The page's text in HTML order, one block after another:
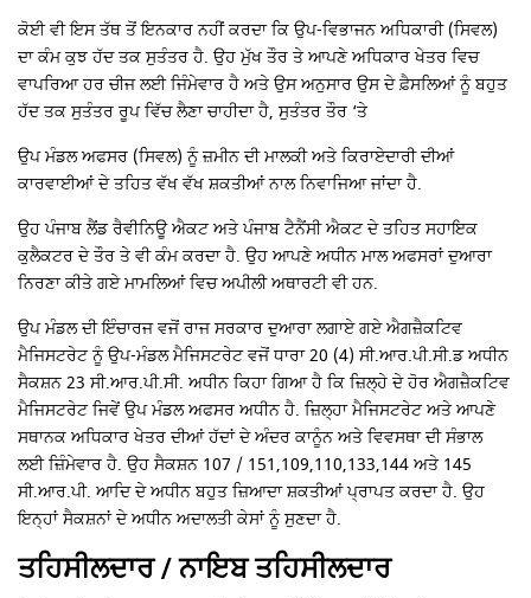
ਕੋਈ ਵੀ ਇਸ ਤੱਥ ਤੋਂ ਇਨਕਾਰ ਨਹੀਂ ਕਰਦਾ ਕਿ ਉਪ-ਵਿਭਾਜਨ ਅਧਿਕਾਰੀ (ਸਿਵਲ)
ਦਾ ਕੰਮ ਕੁਝ ਹੱਦ ਤਕ ਸੁਤੰਤਰ ਹੈ. ਉਹ ਮੁੱਖ ਤੌਰ ਤੇ ਆਪਣੇ ਅਧਿਕਾਰ ਖੇਤਰ ਵਿਚ
ਵਾਪਰਿਆ ਹਰ ਚੀਜ ਲਈ ਜਿੰਮੇਵਾਰ ਹੈ ਅਤੇ ਉਸ ਅਨੁਸਾਰ ਉਸ ਦੇ ਫ਼ੈਸਲਿਆਂ ਨੂੰ ਬਹੁਤ
ਹੱਦ ਤਕ ਸੁਤੰਤਰ ਰੂਪ ਵਿੱਚ ਲੈਣਾ ਚਾਹੀਦਾ ਹੈ, ਸੁਤੰਤਰ ਤੌਰ ‘ਤੇ
ਉਪ ਮੰਡਲ ਅਫਸਰ (ਸਿਵਲ) ਨੂੰ ਜ਼ਮੀਨ ਦੀ ਮਾਲਕੀ ਅਤੇ ਕਿਰਾਏਦਾਰੀ ਦੀਆਂ
ਕਾਰਵਾਈਆਂ ਦੇ ਤਹਿਤ ਵੱਖ ਵੱਖ ਸ਼ਕਤੀਆਂ ਨਾਲ ਨਿਵਾਜਿਆ ਜਾਂਦਾ ਹੈ.
ਉਹ ਪੰਜਾਬ ਲੈਂਡ ਰੈਵੀਨਿਊ ਐਕਟ ਅਤੇ ਪੰਜਾਬ ਟੈਨੈਂਸੀ ਐਕਟ ਦੇ ਤਹਿਤ ਸਹਾਇਕ
ਕੁਲੈਕਟਰ ਦੇ ਤੌਰ ਤੇ ਵੀ ਕੰਮ ਕਰਦਾ ਹੈ. ਉਹ ਆਪਣੇ ਅਧੀਨ ਮਾਲ ਅਫਸਰਾਂ ਦੁਆਰਾ
ਨਿਰਣਾ ਕੀਤੇ ਗਏ ਮਾਮਲਿਆਂ ਵਿਚ ਅਪੀਲੀ ਅਥਾਰਟੀ ਵੀ ਹਨ.
ਉਪ ਮੰਡਲ ਦੀ ਇੰਚਾਰਜ ਵਜੋਂ ਰਾਜ ਸਰਕਾਰ ਦੁਆਰਾ ਲਗਾਏ ਗਏ ਐਗਜ਼ੈਕਟਿਵ
ਮੈਜਿਸਟਰੇਟ ਨੂੰ ਉਪ-ਮੰਡਲ ਮੈਜਿਸਟਰੇਟ ਵਜੋਂ ਧਾਰਾ 20 (4) ਸੀ.ਆਰ.ਪੀ.ਸੀ.ਡ ਅਧੀਨ
ਸੈਕਸ਼ਨ 23 ਸੀ.ਆਰ.ਪੀ.ਸੀ. ਅਧੀਨ ਕਿਹਾ ਗਿਆ ਹੈ ਕਿ ਜ਼ਿਲ੍ਹੇ ਦੇ ਹੋਰ ਐਗਜ਼ੈਕਟਿਵ
ਮੈਜਿਸਟਰੇਟ ਜਿਵੇਂ ਉਪ ਮੰਡਲ ਅਫਸਰ ਅਧੀਨ ਹੈ. ਜ਼ਿਲ੍ਹਾ ਮੈਜਿਸਟਰੇਟ ਅਤੇ ਆਪਣੇ
ਸਥਾਨਕ ਅਧਿਕਾਰ ਖੇਤਰ ਦੀਆਂ ਹੱਦਾਂ ਦੇ ਅੰਦਰ ਕਾਨੂੰਨ ਅਤੇ ਵਿਵਸਥਾ ਦੀ ਸੰਭਾਲ
ਲਈ ਜ਼ਿੰਮੇਵਾਰ ਹੈ. ਉਹ ਸੈਕਸ਼ਨ 107 / 151,109,110,133,144 ਅਤੇ 145
ਸੀ.ਆਰ.ਪੀ. ਆਦਿ ਦੇ ਅਧੀਨ ਬਹੁਤ ਜ਼ਿਆਦਾ ਸ਼ਕਤੀਆਂ ਪ੍ਰਾਪਤ ਕਰਦਾ ਹੈ. ਉਹ
ਇਨ੍ਹਾਂ ਸੈਕਸ਼ਨਾਂ ਦੇ ਅਧੀਨ ਅਦਾਲਤੀ ਕੇਸਾਂ ਨੂੰ ਸੁਣਦਾ ਹੈ.
ਤਹਿਸੀਲਦਾਰ / ਨਾਇਬ ਤਹਿਸੀਲਦਾਰ